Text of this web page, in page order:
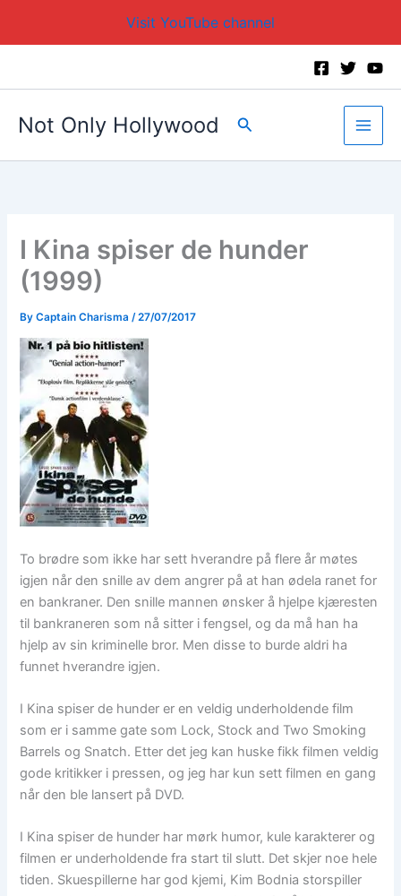
Visit YouTube channel
Not Only Hollywood Search
I Kina spiser de hunder
(1999)
ByCaptain Charisma /27/07/2017
To brødre som ikke har sett hverandre på flere år møtes
igjen når den snille av dem angrer på at han ødela ranet for
en bankraner. Den snille mannen ønsker å hjelpe kjæresten
til bankraneren som nå sitter i fengsel, og da må han ha
hjelp av sin kriminelle bror. Men disse to burde aldri ha
funnet hverandre igjen.
I Kina spiser de hunder er en veldig underholdende film
som er i samme gate som Lock, Stock and Two Smoking
Barrels og Snatch. Etter det jeg kan huske fikk filmen veldig
gode kritikker i pressen, og jeg har kun sett filmen en gang
når den ble lansert på DVD.
I Kina spiser de hunder har mørk humor, kule karakterer og
filmen er underholdende fra start til slutt. Det skjer noe hele
tiden. Skuespillerne har god kjemi, Kim Bodnia storspiller